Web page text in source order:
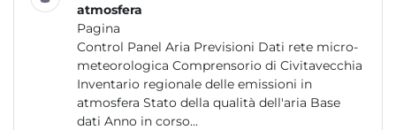
atmosfera
Pagina
Control Panel Aria Previsioni Dati rete micro-
meteorologica Comprensorio di Civitavecchia
Inventario regionale delle emissioni in
atmosfera Stato della qualità dell'aria Base
dati Anno in corso...